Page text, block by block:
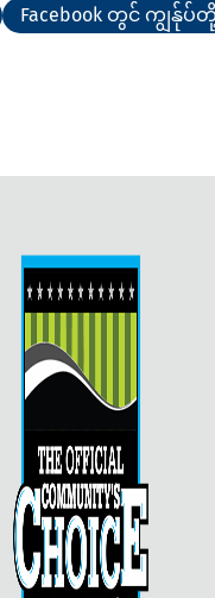
Facebook တွင် ကျွန်ုပ်